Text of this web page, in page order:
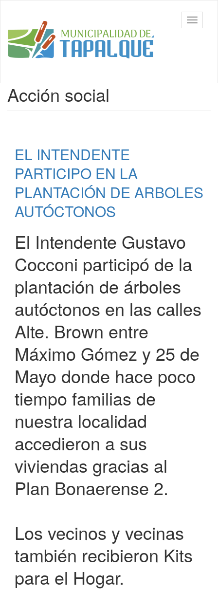
principal
Municipalidad
de Tapalqué,
Buenos Aires
barra
Contenido
Acción social
EL INTENDENTE
PARTICIPO EN LA
PLANTACIÓN DE ARBOLES
AUTÓCTONOS
El Intendente Gustavo
Cocconi participó de la
plantación de árboles
autóctonos en las calles
Alte. Brown entre
Máximo Gómez y 25 de
Mayo donde hace poco
tiempo familias de
nuestra localidad
accedieron a sus
viviendas gracias al
Plan Bonaerense 2.
Los vecinos y vecinas
también recibieron Kits
para el Hogar.